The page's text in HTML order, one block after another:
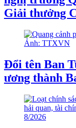
Giải thưởng
Đổi tên Ban
ương thành